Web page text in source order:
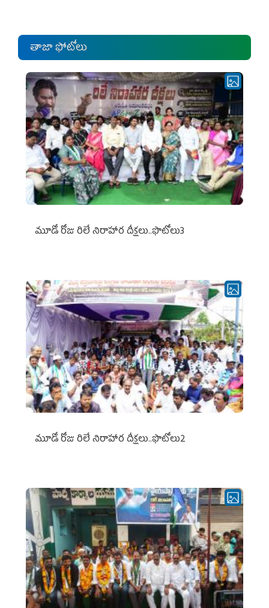
తాజా ఫోటోలు
మూడో రోజు రిలే నిరాహార దీక్షలు..ఫొటోలు3
మూడో రోజు రిలే నిరాహార దీక్షలు..ఫొటోలు2